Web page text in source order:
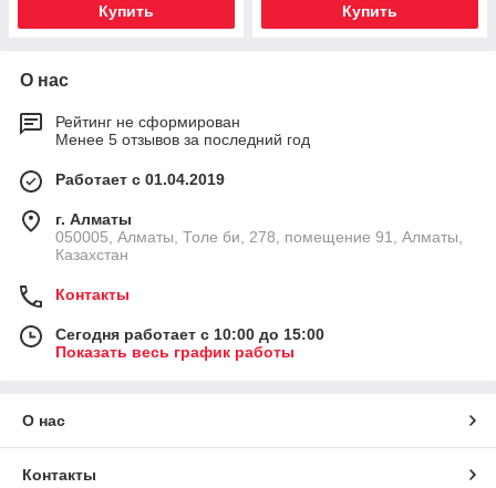
Купить Купить
О нас
Рейтинг не сформирован
Менее 5 отзывов за последний год
Работает с 01.04.2019
г. Алматы
050005, Алматы, Толе би, 278, помещение 91, Алматы,
Казахстан
Контакты
Сегодня работает с 10:00 до 15:00
Показать весь график работы
О нас
Контакты